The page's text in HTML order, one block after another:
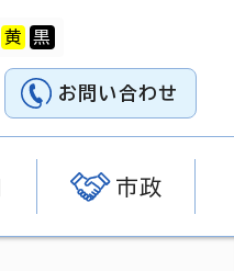
お問い合わせ
市政